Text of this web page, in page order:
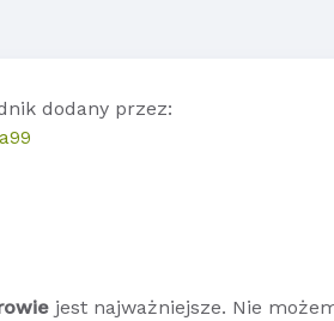
dodany przez:
jest najważniejsze. Nie